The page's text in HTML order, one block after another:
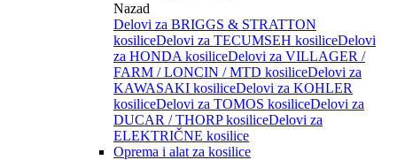
Nazad
Delovi za BRIGGS & STRATTON
kosiliceDelovi za TECUMSEH kosiliceDelovi
za HONDA kosiliceDelovi za VILLAGER /
FARM / LONCIN / MTD kosiliceDelovi za
KAWASAKI kosiliceDelovi za KOHLER
kosiliceDelovi za TOMOS kosiliceDelovi za
DUCAR / THORP kosiliceDelovi za
ELEKTRIČNE kosilice
Oprema i alat za kosilice